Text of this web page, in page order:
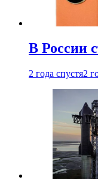
В России
2 года спустя2